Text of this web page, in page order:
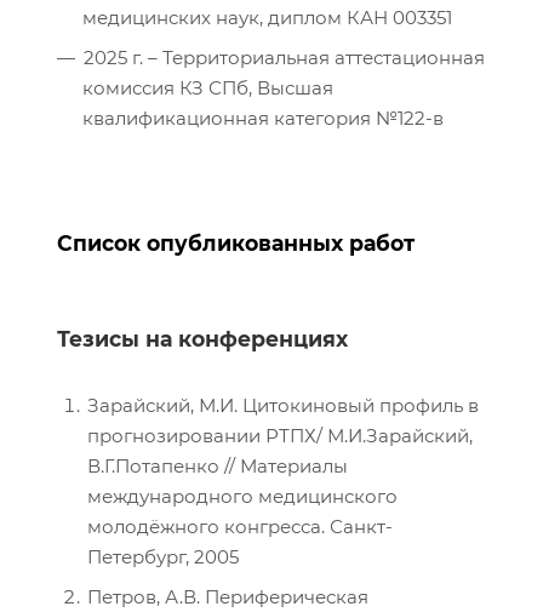
медицинских наук, диплом КАН 003351
2025 г. – Территориальная аттестационная
комиссия КЗ СПб, Высшая
квалификационная категория №122-в
Список опубликованных работ
Тезисы на конференциях
Зарайский, М.И. Цитокиновый профиль в
прогнозировании РТПХ/ М.И.Зарайский,
В.Г.Потапенко // Материалы
международного медицинского
молодёжного конгресса. Санкт-
Петербург, 2005
Петров, А.В. Периферическая